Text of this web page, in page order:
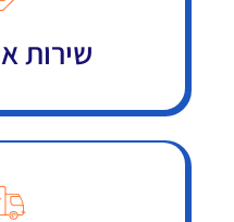
שירות